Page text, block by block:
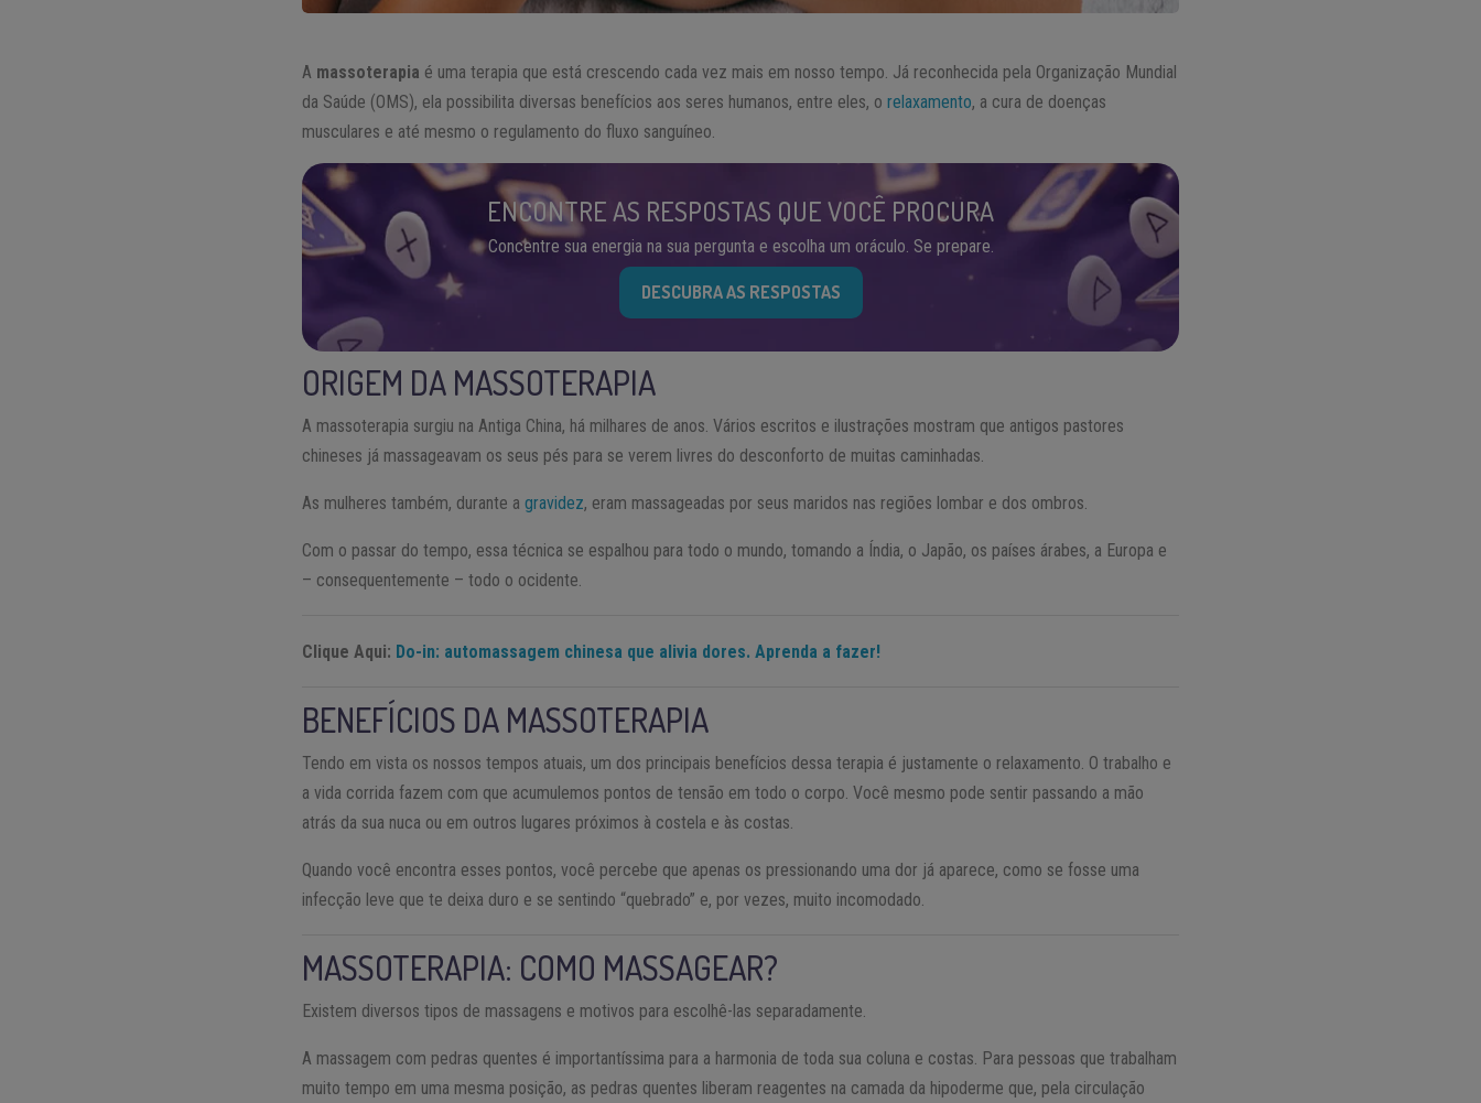
A massoterapia é uma terapia que está crescendo cada vez mais em nosso tempo. Já reconhecida pela Organização Mundial
da Saúde (OMS), ela possibilita diversas benefícios aos seres humanos, entre eles, orelaxamento, a cura de doenças
musculares e até mesmo o regulamento do fluxo sanguíneo.
ENCONTRE AS RESPOSTAS QUE VOCÊ PROCURA
Concentre sua energia na sua pergunta e escolha um oráculo. Se prepare.
DESCUBRA AS RESPOSTAS
ORIGEM DA MASSOTERAPIA
A massoterapia surgiu na Antiga China, há milhares de anos. Vários escritos e ilustrações mostram que antigos pastores
chineses já massageavam os seus pés para se verem livres do desconforto de muitas caminhadas.
As mulheres também, durante agravidez, eram massageadas por seus maridos nas regiões lombar e dos ombros.
Com o passar do tempo, essa técnica se espalhou para todo o mundo, tomando a Índia, o Japão, os países árabes, a Europa e
– consequentemente – todo o ocidente.
Clique Aqui: Do-in: automassagem chinesa que alivia dores. Aprenda a fazer!
BENEFÍCIOS DA MASSOTERAPIA
Tendo em vista os nossos tempos atuais, um dos principais benefícios dessa terapia é justamente o relaxamento. O trabalho e
a vida corrida fazem com que acumulemos pontos de tensão em todo o corpo. Você mesmo pode sentir passando a mão
atrás da sua nuca ou em outros lugares próximos à costela e às costas.
Quando você encontra esses pontos, você percebe que apenas os pressionando uma dor já aparece, como se fosse uma
infecção leve que te deixa duro e se sentindo “quebrado” e, por vezes, muito incomodado.
MASSOTERAPIA: COMO MASSAGEAR?
Existem diversos tipos de massagens e motivos para escolhê-las separadamente.
A massagem com pedras quentes é importantíssima para a harmonia de toda sua coluna e costas. Para pessoas que trabalham
muito tempo em uma mesma posição, as pedras quentes liberam reagentes na camada da hipoderme que, pela circulação